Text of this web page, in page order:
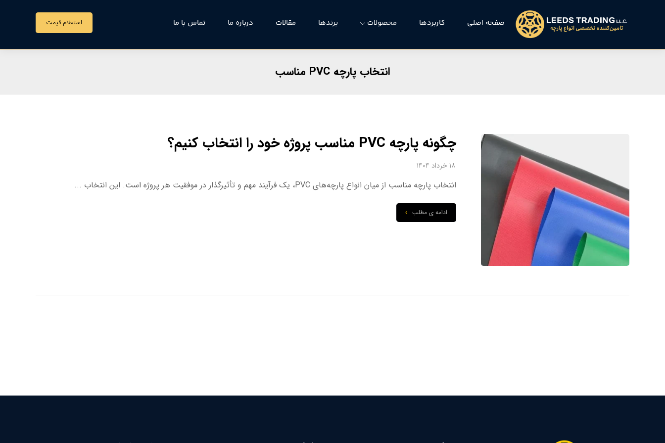
صفحه اصلی کاربردها محصولات برندها مقالات درباره ما تماس با ما استعلام قیمت
انتخاب پارچه PVC مناسب
چگونه پارچه PVC مناسب پروژه خود را انتخاب کنیم؟
۱۸ خرداد ۱۴۰۴
انتخاب پارچه مناسب از میان انواع پارچه‌های PVC، یک فرآیند مهم و تأثیرگذار در موفقیت هر پروژه است. این انتخاب ...
ادامه ی مطلب